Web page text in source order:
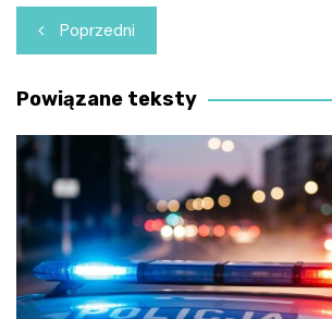
Nawigacja
wpisu
Poprzedni
Powiązane teksty